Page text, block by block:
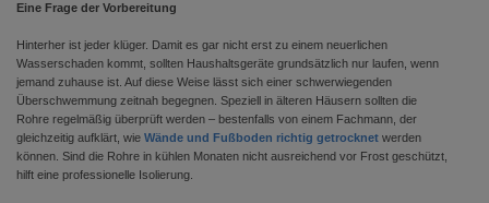
Eine Frage der Vorbereitung
Hinterher ist jeder klüger. Damit es gar nicht erst zu einem neuerlichen
Wasserschaden kommt, sollten Haushaltsgeräte grundsätzlich nur laufen, wenn
jemand zuhause ist. Auf diese Weise lässt sich einer schwerwiegenden
Überschwemmung zeitnah begegnen. Speziell in älteren Häusern sollten die
Rohre regelmäßig überprüft werden – bestenfalls von einem Fachmann, der
gleichzeitig aufklärt, wie Wände und Fußboden richtig getrocknet werden
können. Sind die Rohre in kühlen Monaten nicht ausreichend vor Frost geschützt,
hilft eine professionelle Isolierung.